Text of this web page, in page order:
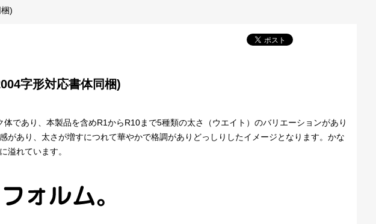
)
字形対応書体同梱)
であり、本製品を含めR1からR10まで5種類の太さ（ウエイト）のバリエーションがあり
があり、太さが増すにつれて華やかで格調がありどっしりしたイメージとなります。かな
溢れています。